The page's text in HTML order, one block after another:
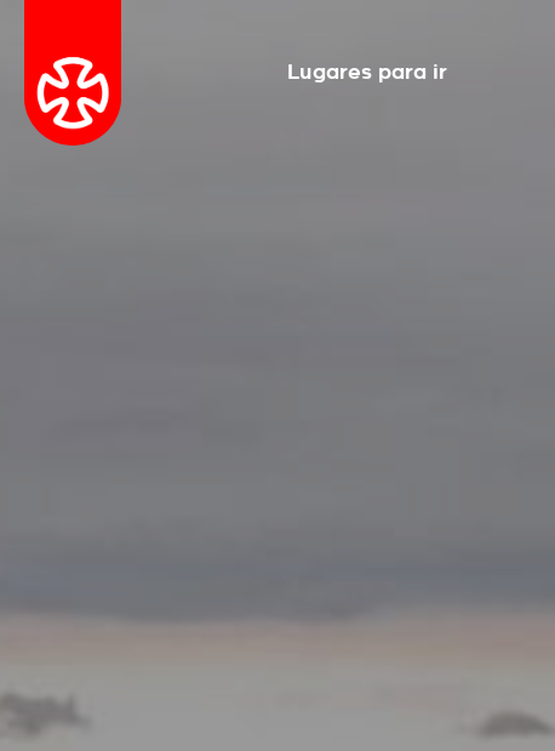
Lugares para ir